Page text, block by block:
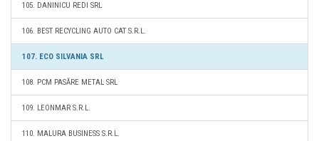
105. DANINICU REDI SRL
106. BEST RECYCLING AUTO CAT S.R.L.
107. ECO SILVANIA SRL
108. PCM PASĂRE METAL SRL
109. LEONMAR S.R.L.
110. MALURA BUSINESS S.R.L.